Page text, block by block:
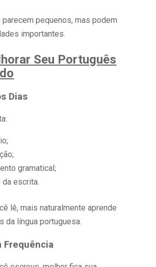
pequenos, mas podem
importantes.
Seu Português
Dias
gramatical;
da escrita.
lê, mais naturalmente aprende
da língua portuguesa.
Frequência